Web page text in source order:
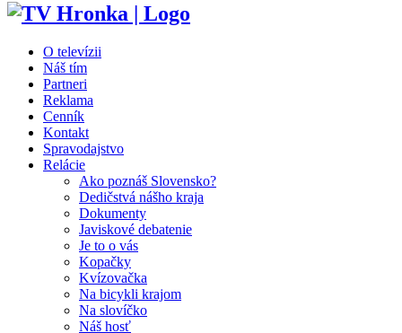
O televízii
Náš tím
Partneri
Reklama
Cenník
Kontakt
Spravodajstvo
Relácie
Ako poznáš Slovensko?
Dedičstvá nášho kraja
Dokumenty
Javiskové debatenie
Je to o vás
Kopačky
Kvízovačka
Na bicykli krajom
Na slovíčko
Náš hosť